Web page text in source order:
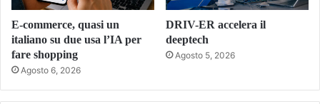
E-commerce, quasi un
italiano su due usa l’IA per
fare shopping
Agosto 6, 2026
DRIV-ER accelera il
deeptech
Agosto 5, 2026